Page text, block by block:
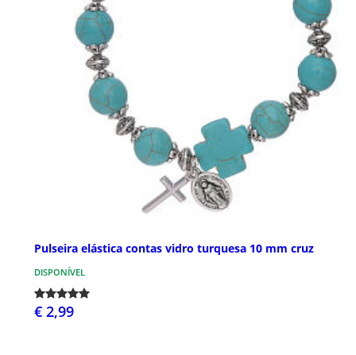
Pulseira elástica contas vidro turquesa 10 mm cruz
DISPONÍVEL
€ 2,99